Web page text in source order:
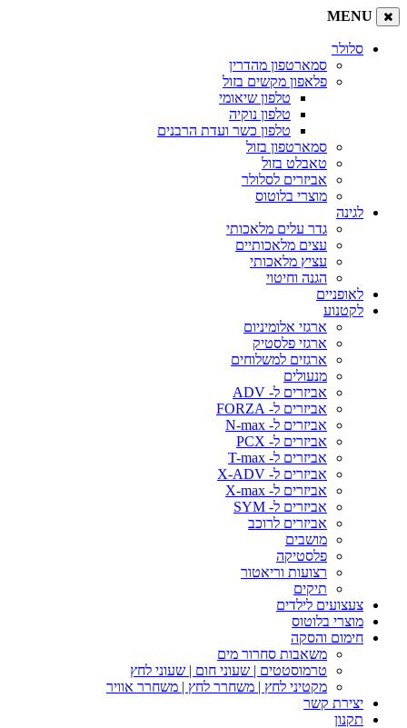
MENU
סלולר
סמארטפון מהדרין
פלאפון מקשים בזול
טלפון שיאומי
טלפון נוקיה
טלפון כשר ועדת הרבנים
סמארטפון בזול
טאבלט בזול
אביזרים לסלולר
מוצרי בלוטוס
לגינה
גדר עלים מלאכותי
עצים מלאכותיים
עציץ מלאכותי
הגנה וחיטוי
לאופניים
לקטנוע
ארגזי אלומיניום
ארגזי פלסטיק
ארגזים למשלוחים
מנעולים
אביזרים ל- ADV
אביזרים ל- FORZA
אביזרים ל- N-max
אביזרים ל- PCX
אביזרים ל- T-max
אביזרים ל- X-ADV
אביזרים ל- X-max
אביזרים ל- SYM
אביזרים לרוכב
מושבים
פלסטיקה
רצועות וריאטור
תיקים
צעצועים לילדים
מוצרי בלוטוס
חימום והסקה
משאבות סחרור מים
טרמוסטטים | שעוני חום | שעוני לחץ
מקטיני לחץ | משחרר לחץ | משחרר אוויר
יצירת קשר
תקנון